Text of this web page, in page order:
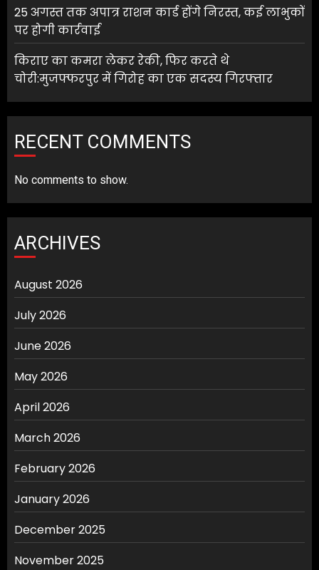
25 अगस्त तक अपात्र राशन कार्ड होंगे निरस्त, कई लाभुकों
पर होगी कार्रवाई
किराए का कमरा लेकर रेकी, फिर करते थे
चोरी:मुजफ्फरपुर में गिरोह का एक सदस्य गिरफ्तार
RECENT COMMENTS
No comments to show.
ARCHIVES
August 2026
July 2026
June 2026
May 2026
April 2026
March 2026
February 2026
January 2026
December 2025
November 2025